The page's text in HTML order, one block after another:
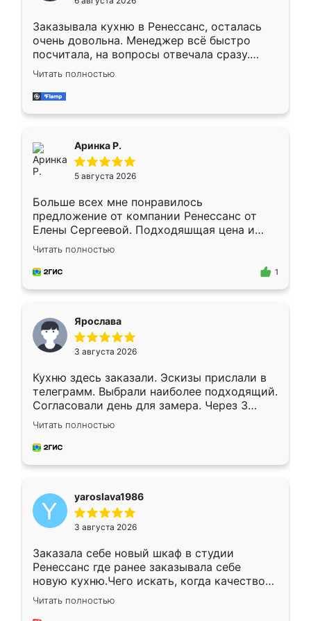
мебели буду заказывать только здесь.
Заказывала кухню в Ренессанс, осталась
очень довольна. Менеджер всё быстро
посчитала, на вопросы отвечала сразу.
Замерщик приехал в субботу, подошёл к
делу со всей ответственностью. Собрали
за день, ребята работали аккуратно, даже
Читать полностью
Аринка Р.
5 августа 2026
Больше всех мне понравилось
предложение от компании Ренессанс от
Елены Сергеевой. Подходяшщая цена и
короткие сроки изготовления. Приехавший
для замера сотрудник Владислав
предложил по моему эскизу самый
Читать полностью
1
Ярослава
3 августа 2026
Кухню здесь заказали. Эскизы прислали в
телеграмм. Выбрали наиболее подходящий.
Согласовали день для замера. Через 3
недели кухня была уже готова. Остались
довольны работой. Спасибо Ренессанс
мебель за качественную работу!
Читать полностью
yaroslava1986
3 августа 2026
Заказала себе новый шкаф в студии
Ренессанс где ранее заказывала себе
новую кухню.Чего искать, когда качеством
вполне довольна. Служит кухня уже почти
два года, нареканий нет.
Читать полностью